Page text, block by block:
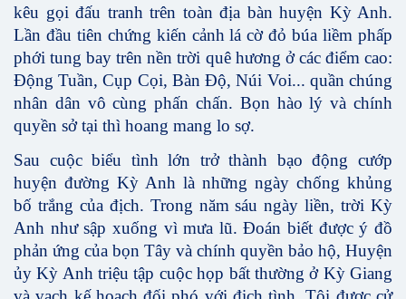
kêu gọi đấu tranh trên toàn địa bàn huyện Kỳ Anh.
Lần đầu tiên chứng kiến cảnh lá cờ đỏ búa liềm phấp
phới tung bay trên nền trời quê hương ở các điểm cao:
Động Tuần, Cụp Cọi, Bàn Độ, Núi Voi... quần chúng
nhân dân vô cùng phấn chấn. Bọn hào lý và chính
quyền sở tại thì hoang mang lo sợ.
Sau cuộc biểu tình lớn trở thành bạo động cướp
huyện đường Kỳ Anh là những ngày chống khủng
bố trắng của địch. Trong năm sáu ngày liền, trời Kỳ
Anh như sập xuống vì mưa lũ. Đoán biết được ý đồ
phản ứng của bọn Tây và chính quyền bảo hộ, Huyện
ủy Kỳ Anh triệu tập cuộc họp bất thường ở Kỳ Giang